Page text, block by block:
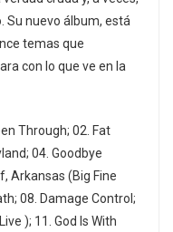
Su nuevo álbum, está
temas que
con lo que ve en la
Through; 02. Fat
04. Goodbye
Arkansas (Big Fine
08. Damage Control;
); 11. God Is With